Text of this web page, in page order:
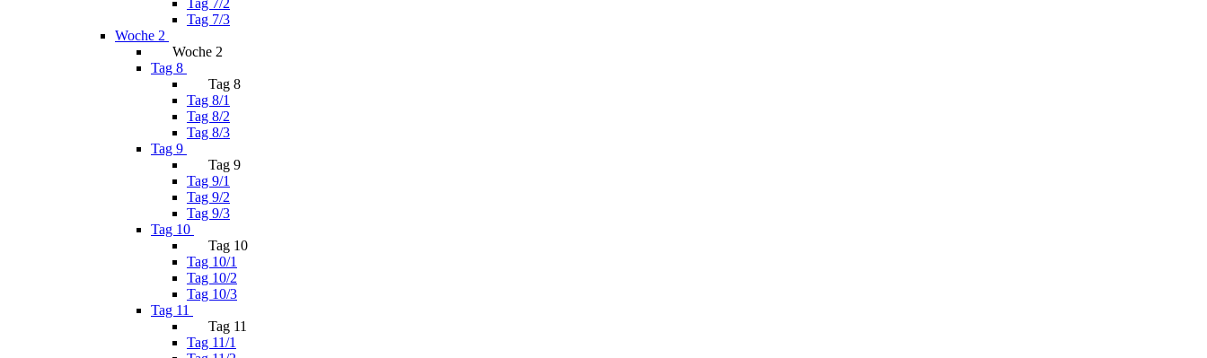
Tag 7/2
Tag 7/3
Woche 2
Woche 2
Tag 8
Tag 8
Tag 8/1
Tag 8/2
Tag 8/3
Tag 9
Tag 9
Tag 9/1
Tag 9/2
Tag 9/3
Tag 10
Tag 10
Tag 10/1
Tag 10/2
Tag 10/3
Tag 11
Tag 11
Tag 11/1